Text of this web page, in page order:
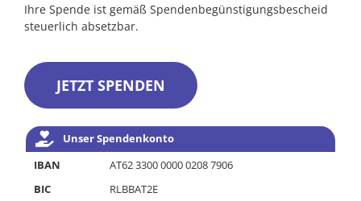
Ihre Spende ist gemäß Spendenbegünstigungsbescheid
steuerlich absetzbar.
JETZT SPENDEN
Unser Spendenkonto
IBAN
AT62 3300 0000 0208 7906
BIC
RLBBAT2E